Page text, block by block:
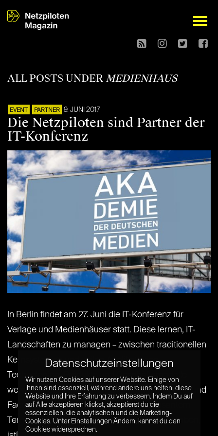
open
ALL POSTS UNDER MEDIENHAUS
EVENT PARTNER 9. JUNI 2017
Die Netzpiloten sind Partner der
IT-Konferenz
In Berlin findet am 27. Juni die IT-Konferenz für
Verlage und Medienhäuser statt. Diese lernen, IT-
Landschaften zu managen – zwischen traditionellen
Kernsystemen und agilen Applikationen.
Technologien, Produkte und Geschäftsmodelle
werden heute von Internet-Giganten wie Google und
Facebook, aber auch von Start-Ups in rasantem
Tempo entwickelt. Um konkurrenzfähig zu bleiben,
Datenschutzeinstellungen
Wir nutzen Cookies auf unserer Website. Einige von
ihnen sind essenziell, während andere uns helfen, diese
Website und Ihre Erfahrung zu verbessern. Indem Du auf
auf Alle akzeptieren klickst, akzeptierst du die
essenziellen, die analytischen und die Marketing-
Cookies. Unter Einstellungen Ändern, kannst du den
Cookies widersprechen.